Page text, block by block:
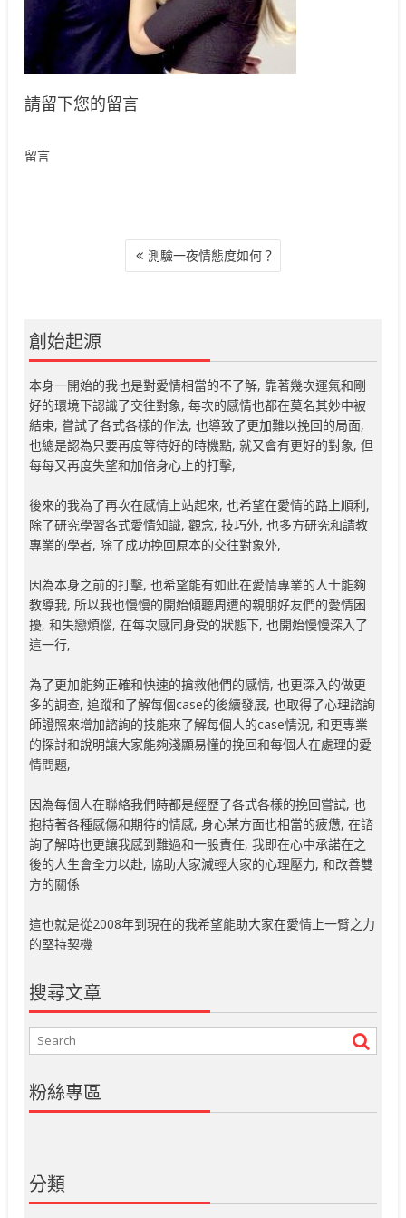
請留下您的留言
留言
測驗一夜情態度如何？
創始起源
本身一開始的我也是對愛情相當的不了解, 靠著幾次運氣和剛
好的環境下認識了交往對象, 每次的感情也都在莫名其妙中被
結束, 嘗試了各式各樣的作法, 也導致了更加難以挽回的局面,
也總是認為只要再度等待好的時機點, 就又會有更好的對象, 但
每每又再度失望和加倍身心上的打擊,
後來的我為了再次在感情上站起來, 也希望在愛情的路上順利,
除了研究學習各式愛情知識, 觀念, 技巧外, 也多方研究和請教
專業的學者, 除了成功挽回原本的交往對象外,
因為本身之前的打擊, 也希望能有如此在愛情專業的人士能夠
教導我, 所以我也慢慢的開始傾聽周遭的親朋好友們的愛情困
擾, 和失戀煩惱, 在每次感同身受的狀態下, 也開始慢慢深入了
這一行,
為了更加能夠正確和快速的搶救他們的感情, 也更深入的做更
多的調查, 追蹤和了解每個case的後續發展, 也取得了心理諮詢
師證照來增加諮詢的技能來了解每個人的case情況, 和更專業
的探討和說明讓大家能夠淺顯易懂的挽回和每個人在處理的愛
情問題,
因為每個人在聯絡我們時都是經歷了各式各樣的挽回嘗試, 也
抱持著各種感傷和期待的情感, 身心某方面也相當的疲憊, 在諮
詢了解時也更讓我感到難過和一股責任, 我即在心中承諾在之
後的人生會全力以赴, 協助大家減輕大家的心理壓力, 和改善雙
方的關係
這也就是從2008年到現在的我希望能助大家在愛情上一臂之力
的堅持契機
搜尋文章
粉絲專區
分類